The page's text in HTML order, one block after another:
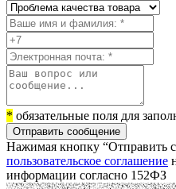
* обязательные поля для
Отправить сообщение
Нажимая кнопку “Отправить
пользовательское соглашение
информации согласно 152ФЗ